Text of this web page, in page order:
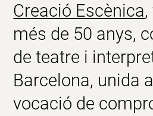
Creació Escènica
més de 50 anys,
de teatre i
Barcelona, unida
vocació de